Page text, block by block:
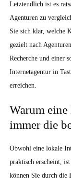
Letztendlich ist es
Agenturen zu
Sie sich klar, welche
gezielt nach
Recherche und einer
Internetagentur in
erreichen.
Warum
immer die
Obwohl eine lokale
praktisch erscheint,
können Sie durch die